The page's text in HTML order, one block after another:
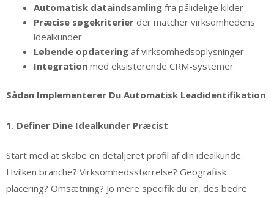
Automatisk dataindsamling fra pålidelige kilder
Præcise søgekriterier der matcher virksomhedens
idealkunder
Løbende opdatering af virksomhedsoplysninger
Integration med eksisterende CRM-systemer
Sådan Implementerer Du Automatisk Leadidentifikation
1. Definer Dine Idealkunder Præcist
Start med at skabe en detaljeret profil af din idealkunde.
Hvilken branche? Virksomhedsstørrelse? Geografisk
placering? Omsætning? Jo mere specifik du er, des bedre